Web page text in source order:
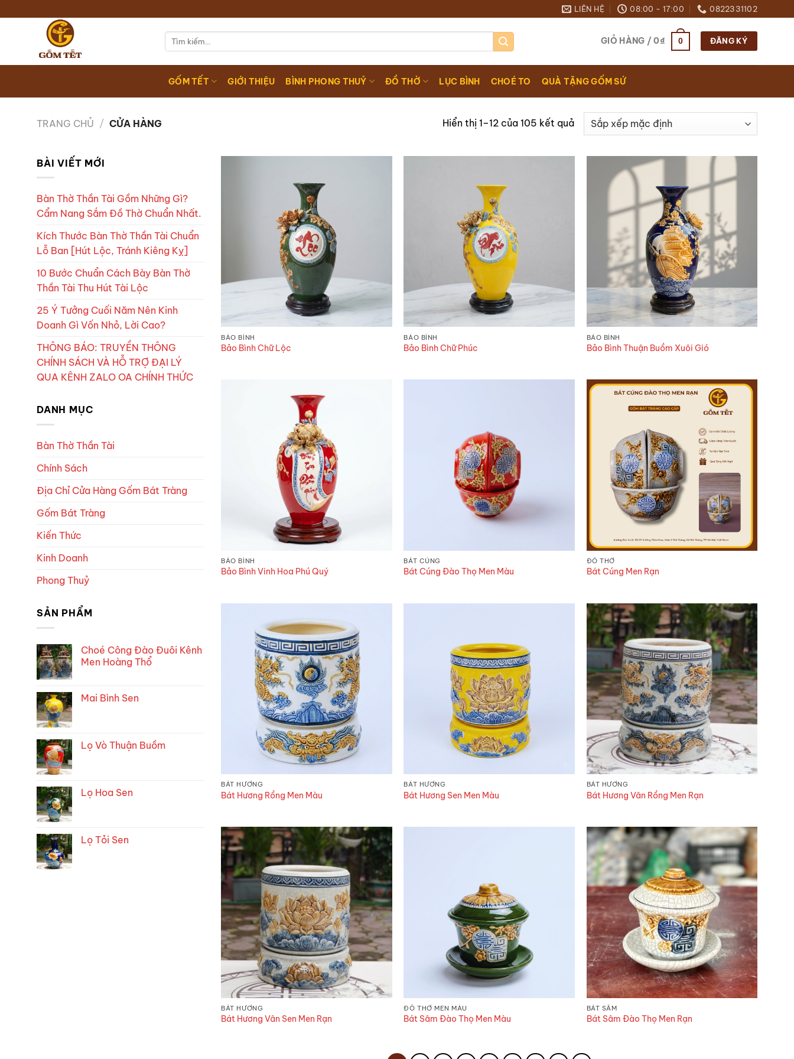
đến
LIÊN HỆ 08:00 - 17:00 0822331102
Tìm
kiếm:
GIỎ HÀNG /0₫ 0 ĐĂNG KÝ
GỐM TẾT GIỚI THIỆU BÌNH PHONG THUỶ ĐỒ THỜ LỤC BÌNH CHOÉ TO QUÀ TẶNG GỐM SỨ
TRANG CHỦ / CỬA HÀNG Hiển thị 1–12 của 105 kết quả
BÀI VIẾT MỚI
Bàn Thờ Thần Tài Gồm Những Gì?
Cẩm Nang Sắm Đồ Thờ Chuẩn Nhất.
Kích Thước Bàn Thờ Thần Tài Chuẩn
Lỗ Ban [Hút Lộc, Tránh Kiêng Kỵ]
10 Bước Chuẩn Cách Bày Bàn Thờ
Thần Tài Thu Hút Tài Lộc
25 Ý Tưởng Cuối Năm Nên Kinh
Doanh Gì Vốn Nhỏ, Lời Cao?
THÔNG BÁO: TRUYỀN THÔNG
CHÍNH SÁCH VÀ HỖ TRỢ ĐẠI LÝ
QUA KÊNH ZALO OA CHÍNH THỨC
DANH MỤC
Bàn Thờ Thần Tài
Chính Sách
Địa Chỉ Cửa Hàng Gốm Bát Tràng
Gốm Bát Tràng
Kiến Thức
Kinh Doanh
Phong Thuỷ
SẢN PHẨM
Choé Công Đào Đuôi Kênh
Men Hoàng Thổ
Mai Bình Sen
Lọ Vò Thuận Buồm
Lọ Hoa Sen
Lọ Tỏi Sen
BẢO BÌNH
Bảo Bình Chữ Lộc
BẢO BÌNH
Bảo Bình Chữ Phúc
BẢO BÌNH
Bảo Bình Thuận Buồm Xuôi Gió
BẢO BÌNH
Bảo Bình Vinh Hoa Phú Quý
BÁT CÚNG
Bát Cúng Đào Thọ Men Màu
ĐỒ THỜ
Bát Cúng Men Rạn
BÁT HƯƠNG
Bát Hương Rồng Men Màu
BÁT HƯƠNG
Bát Hương Sen Men Màu
BÁT HƯƠNG
Bát Hương Vân Rồng Men Rạn
BÁT HƯƠNG
Bát Hương Vân Sen Men Rạn
ĐỒ THỜ MEN MÀU
Bát Sâm Đào Thọ Men Màu
BÁT SÂM
Bát Sâm Đào Thọ Men Rạn